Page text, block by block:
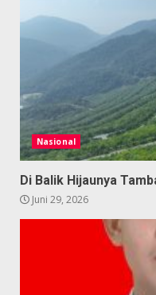
Nasional
Di Balik Hijaunya
Juni 29, 2026